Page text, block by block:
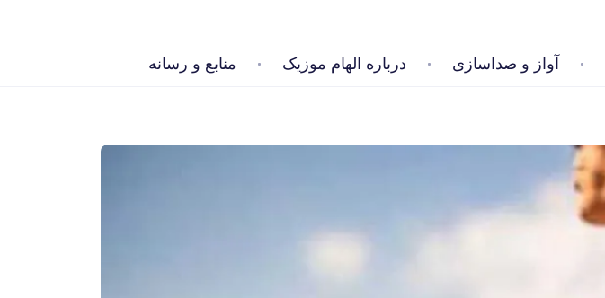
آواز و صداسازی درباره الهام موزیک منابع و رسانه